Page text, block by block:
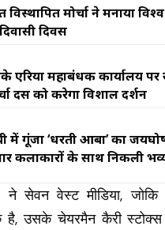
विस्थापित मोर्चा ने मनाया विश्व
दिवस
एरिया महाप्रबंधक कार्यालय
दस को करेगा विशाल प्रदर्शन
में गूंजा ‘धरती आबा’ का
कलाकारों के साथ निकली
सेवन वेस्ट मीडिया,
है, उसके चेयरमैन कैरी